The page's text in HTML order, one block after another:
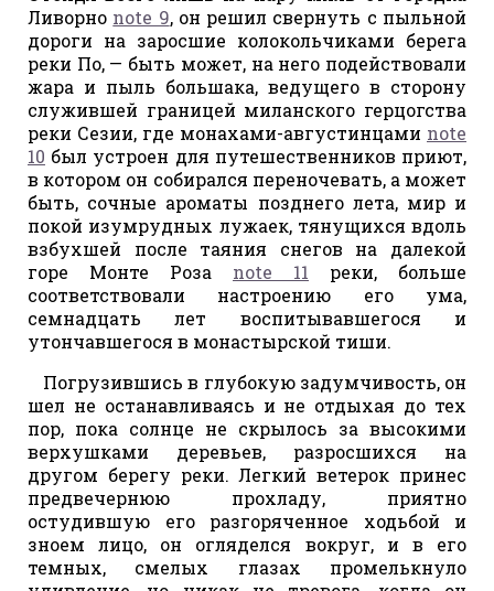
Ливорно note 9, он решил свернуть с пыльной
дороги на заросшие колокольчиками берега
реки По, — быть может, на него подействовали
жара и пыль большака, ведущего в сторону
служившей границей миланского герцогства
реки Сезии, где монахами-августинцами note
10 был устроен для путешественников приют,
в котором он собирался переночевать, а может
быть, сочные ароматы позднего лета, мир и
покой изумрудных лужаек, тянущихся вдоль
взбухшей после таяния снегов на далекой
горе Монте Роза note 11 реки, больше
соответствовали настроению его ума,
семнадцать лет воспитывавшегося и
утончавшегося в монастырской тиши.
Погрузившись в глубокую задумчивость, он
шел не останавливаясь и не отдыхая до тех
пор, пока солнце не скрылось за высокими
верхушками деревьев, разросшихся на
другом берегу реки. Легкий ветерок принес
предвечернюю прохладу, приятно
остудившую его разгоряченное ходьбой и
зноем лицо, он огляделся вокруг, и в его
темных, смелых глазах промелькнуло